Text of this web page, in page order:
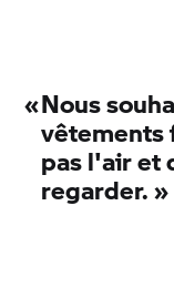
«Nous
vêtements
pas l'air et
regarder.»